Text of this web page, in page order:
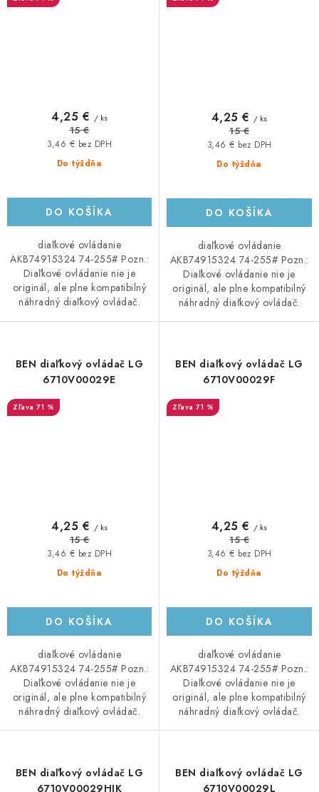
Do týždňa
3,46 € bez DPH
4,25 € / ks
15 €
DO KOŠÍKA
diaľkové ovládanie
AKB74915324 74-255# Pozn.:
Diaľkové ovládanie nie je
originál, ale plne kompatibilný
náhradný diaľkový ovládač.
Do týždňa
3,46 € bez DPH
4,25 € / ks
15 €
DO KOŠÍKA
diaľkové ovládanie
AKB74915324 74-255# Pozn.:
Diaľkové ovládanie nie je
originál, ale plne kompatibilný
náhradný diaľkový ovládač.
BEN diaľkový ovládač LG
6710V00029E
71 %
Do týždňa
3,46 € bez DPH
4,25 € / ks
15 €
DO KOŠÍKA
diaľkové ovládanie
AKB74915324 74-255# Pozn.:
Diaľkové ovládanie nie je
originál, ale plne kompatibilný
náhradný diaľkový ovládač.
BEN diaľkový ovládač LG
6710V00029F
71 %
Do týždňa
3,46 € bez DPH
4,25 € / ks
15 €
DO KOŠÍKA
diaľkové ovládanie
AKB74915324 74-255# Pozn.:
Diaľkové ovládanie nie je
originál, ale plne kompatibilný
náhradný diaľkový ovládač.
BEN diaľkový ovládač LG
6710V00029HIK
BEN diaľkový ovládač LG
6710V00029L